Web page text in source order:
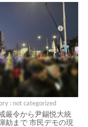
: not categorized
厳令から尹錫悦大統
劾まで 市民デモの現